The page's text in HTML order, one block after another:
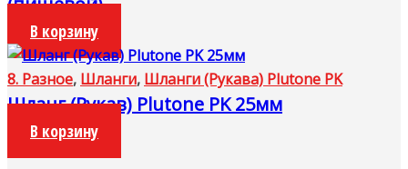
В корзину
8. Разное, Шланги, Шланги (Рукава) Plutone PK
Шланг (Рукав) Plutone PK 25мм
В корзину